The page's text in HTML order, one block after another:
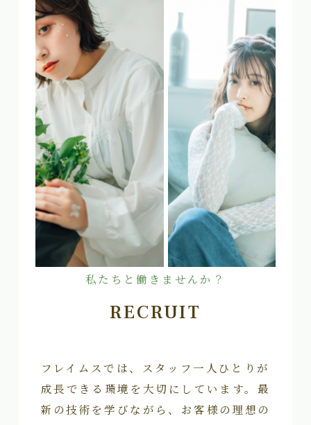
私たちと働きませんか？
RECRUIT
フレイムスでは、スタッフ一人ひとりが
成長できる環境を大切にしています。最
新の技術を学びながら、お客様の理想の